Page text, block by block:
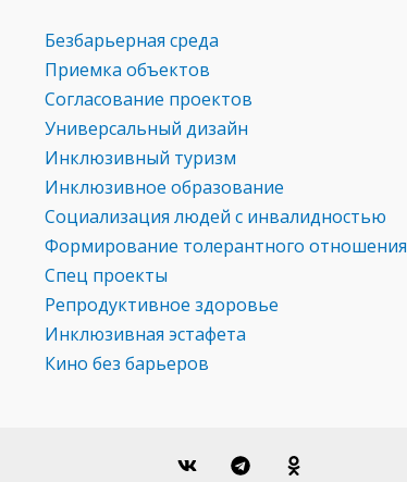
Безбарьерная среда
Приемка объектов
Согласование проектов
Универсальный дизайн
Инклюзивный туризм
Инклюзивное образование
Социализация людей с инвалидностью
Формирование толерантного отношения
Спец проекты
Репродуктивное здоровье
Инклюзивная эстафета
Кино без барьеров